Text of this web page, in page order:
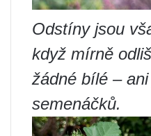
Odstíny jsou
když mírně
žádné bílé –
semenáčků.